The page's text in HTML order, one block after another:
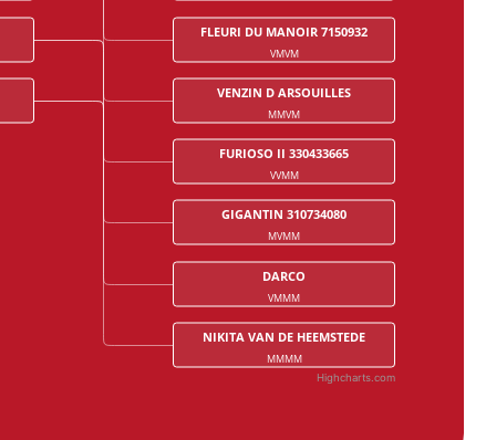
FLEURI DU MANOIR 7150932
VMVM
VENZIN D ARSOUILLES
MMVM
FURIOSO II 330433665
VVMM
GIGANTIN 310734080
MVMM
DARCO
VMMM
NIKITA VAN DE HEEMSTEDE
MMMM
Highcharts.com